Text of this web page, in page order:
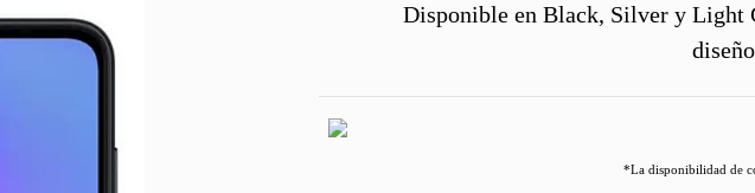
Disponible en Black, Silver y Light
*La disponibilidad de